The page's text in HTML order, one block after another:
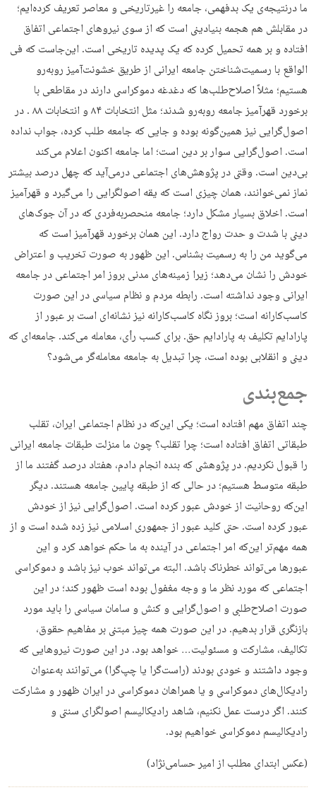
ما درنتیجه‌ی یک بدفهمی، جامعه را غیرتاریخی و معاصر تعریف کرده‌ایم؛
در مقابلش هم هجمه بنیادینی است که از سوی نیروهای اجتماعی اتفاق
افتاده و بر همه تحمیل کرده که یک پدیده تاریخی است. این‌جاست که فی
الواقع با رسمیت‌شناختن جامعه ایرانی از طریق خشونت‌آمیز روبه‌رو
هستیم؛ مثلاً اصلاح‌طلب‌ها که دغدغه دموکراسی دارند در مقاطعی با
برخورد قهرآمیز جامعه روبه‌رو شدند؛ مثل انتخابات ۸۴ و انتخابات ۸۸ . در
اصول‌گرایی نیز همین‌گونه بوده و جایی که جامعه طلب کرده، جواب نداده
است. اصول‌گرایی سوار بر دین است؛ اما جامعه اکنون اعلام می‌کند
بی‌دین است. وقتی در پژوهش‌های اجتماعی درمی‌آید که چهل درصد بیشتر
نماز نمی‌خوانند، همان چیزی است که یقه اصولگرایی را می‌گیرد و قهرآمیز
است. اخلاق بسیار مشکل دارد؛ جامعه منحصربه‌فردی که در آن جوک‌های
دینی با شدت و حدت رواج دارد. این همان برخورد قهرآمیز است که
می‌گوید من را به رسمیت بشناس. این ظهور به صورت تخریب و اعتراض
خودش را نشان می‌دهد؛ زیرا زمینه‌های مدنی بروز امر اجتماعی در جامعه
ایرانی وجود نداشته است. رابطه مردم و نظام سیاسی در این صورت
کاسب‌کارانه است؛ بروز نگاه کاسب‌کارانه نیز نشانه‌ای است بر عبور از
پارادایم تکلیف به پارادایم حق. برای کسب رأی، معامله می‌کند. جامعه‌ای که
دینی و انقلابی بوده است، چرا تبدیل به جامعه معامله‌گر می‌شود؟
جمع‌بندی
چند اتفاق مهم افتاده است؛ یکی این‌که در نظام اجتماعی ایران، تقلب
طبقاتی اتفاق افتاده است؛ چرا تقلب؟ چون ما منزلت طبقات جامعه ایرانی
را قبول نکردیم. در پژوهشی که بنده انجام دادم، هفتاد درصد گفتند ما از
طبقه متوسط هستیم؛ در حالی که از طبقه پایین جامعه هستند. دیگر
این‌که روحانیت از خودش عبور کرده است. اصول‌گرایی نیز از خودش
عبور کرده است. حتی کلید عبور از جمهوری اسلامی نیز زده شده است و از
همه مهم‌تر این‌که امر اجتماعی در آینده به ما حکم خواهد کرد و این
عبورها می‌تواند خطرناک باشد. البته می‌تواند خوب نیز باشد و دموکراسی
اجتماعی که مورد نظر ما و وجه مغفول بوده است ظهور کند؛ در این
صورت اصلاح‌طلبی و اصول‌گرایی و کنش و سامان سیاسی را باید مورد
بازنگری قرار بدهیم. در این صورت همه چیز مبتنی بر مفاهیم حقوق،
تکالیف، مشارکت و مسئولیت… خواهد بود. در این صورت نیروهایی که
وجود داشتند و خودی بودند (راست‌گرا یا چپ‌گرا) می‌توانند به‌عنوان
رادیکال‌های دموکراسی و یا همراهان دموکراسی در ایران ظهور و مشارکت
کنند. اگر درست عمل نکنیم، شاهد رادیکالیسم اصولگرای سنتی و
رادیکالیسم دموکراسی‌ خواهیم بود.
(عکس ابتدای مطلب از امیر حسامی‌نژاد)